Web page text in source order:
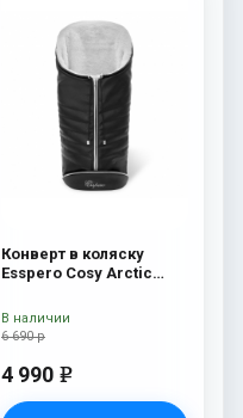
Конверт в коляску
Esspero Cosy Arctic
6 690 р
4 990 e
В наличии